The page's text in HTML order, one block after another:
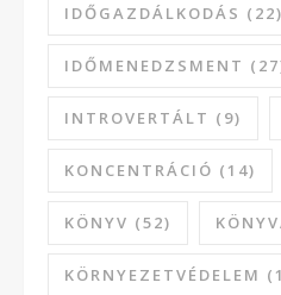
IDŐGAZDÁLKODÁS (22)
IDŐMENEDZSMENT
INTROVERTÁLT (9)
KONCENTRÁCIÓ (14)
KÖNYV (52)
KÖRNYEZETVÉDELEM